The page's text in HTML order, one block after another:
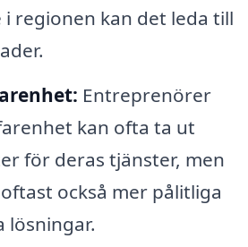
regionen kan det leda till
Entreprenörer
kan ofta ta ut
för deras tjänster, men
också mer pålitliga
lösningar.